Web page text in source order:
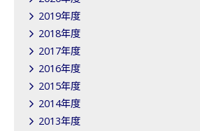
2019年度
2018年度
2017年度
2016年度
2015年度
2014年度
2013年度